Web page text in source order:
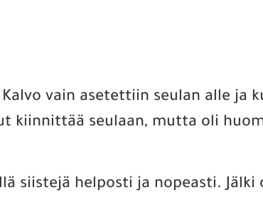
vain asetettiin seulan alle
kiinnittää seulaan, mutta oli
siistejä helposti ja nopeasti.